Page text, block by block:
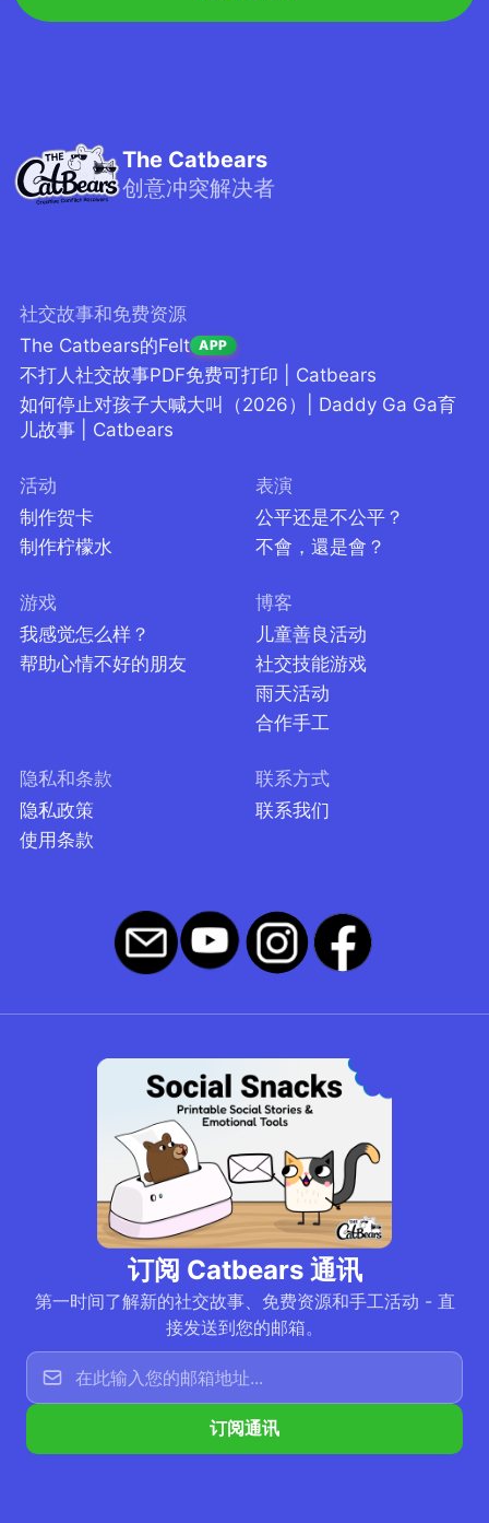
The Catbears
创意冲突解决者
社交故事和免费资源
The Catbears的Felt APP
不打人社交故事PDF免费可打印 | Catbears
如何停止对孩子大喊大叫（2026）| Daddy Ga Ga育
儿故事 | Catbears
活动
制作贺卡
制作柠檬水
表演
公平还是不公平？
不會，還是會？
游戏
我感觉怎么样？
帮助心情不好的朋友
博客
儿童善良活动
社交技能游戏
雨天活动
合作手工
隐私和条款
隐私政策
使用条款
联系方式
联系我们
订阅 Catbears 通讯
第一时间了解新的社交故事、免费资源和手工活动 - 直
接发送到您的邮箱。
订阅通讯